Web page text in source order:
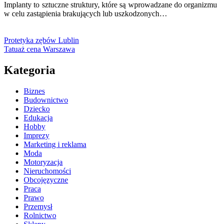
Implanty to sztuczne struktury, które są wprowadzane do organizmu
w celu zastąpienia brakujących lub uszkodzonych…
Protetyka zębów Lublin
Tatuaż cena Warszawa
Kategoria
Biznes
Budownictwo
Dziecko
Edukacja
Hobby
Imprezy
Marketing i reklama
Moda
Motoryzacja
Nieruchomości
Obcojęzyczne
Praca
Prawo
Przemysł
Rolnictwo